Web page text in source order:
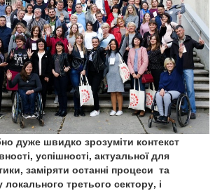
дуже швидко зрозуміти контекст
успішності, актуальної для
заміряти останні процеси та
локального третього сектору, і